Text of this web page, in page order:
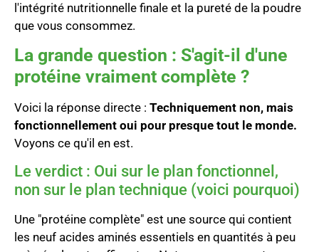
l'intégrité nutritionnelle finale et la pureté de la poudre
que vous consommez.
La grande question : S'agit-il d'une
protéine vraiment complète ?
Voici la réponse directe : Techniquement non, mais
fonctionnellement oui pour presque tout le monde.
Voyons ce qu'il en est.
Le verdict : Oui sur le plan fonctionnel,
non sur le plan technique (voici pourquoi)
Une "protéine complète" est une source qui contient
les neuf acides aminés essentiels en quantités à peu